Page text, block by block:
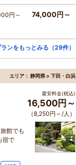
円～ 74,000円～
ンをもっとみる（29件）
エリア： 静岡県 > 下田・白浜
館でも
宿で
最安料金(税込)
16,500円～
（8,250円～/人）